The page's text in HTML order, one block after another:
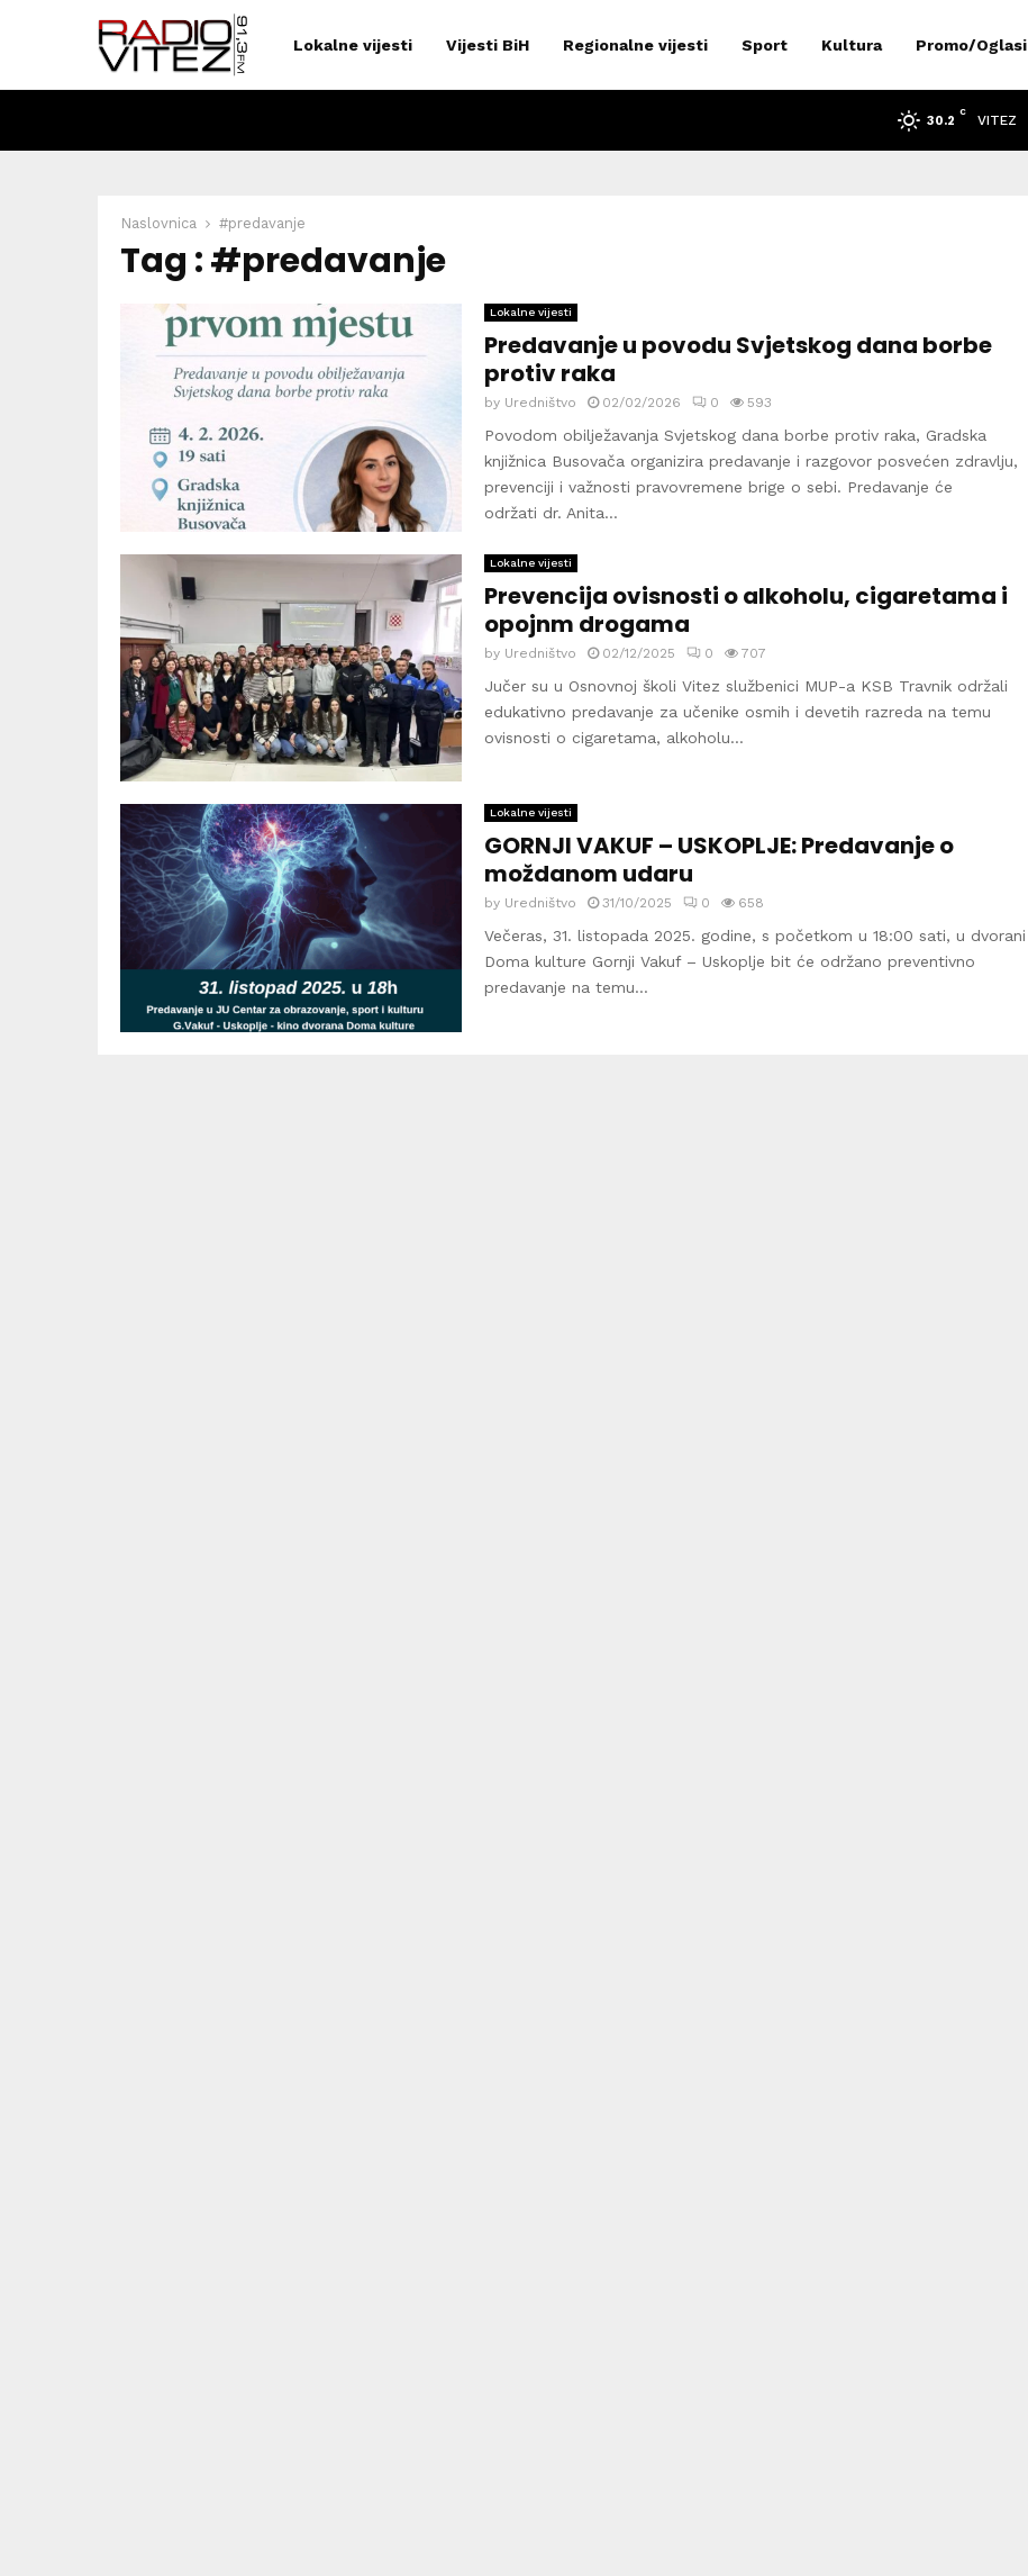
Lokalne vijesti Vijesti BiH Regionalne vijesti Sport Kultura Promo/Oglasi
30.2
C
VITEZ
Naslovnica #predavanje
Tag : #predavanje
Lokalne vijesti
Predavanje u povodu Svjetskog dana borbe
protiv raka
by Uredništvo 02/02/2026 0 593
Povodom obilježavanja Svjetskog dana borbe protiv raka, Gradska
knjižnica Busovača organizira predavanje i razgovor posvećen zdravlju,
prevenciji i važnosti pravovremene brige o sebi. Predavanje će
održati dr. Anita...
Lokalne vijesti
Prevencija ovisnosti o alkoholu, cigaretama i
opojnm drogama
by Uredništvo 02/12/2025 0 707
Jučer su u Osnovnoj školi Vitez službenici MUP-a KSB Travnik održali
edukativno predavanje za učenike osmih i devetih razreda na temu
ovisnosti o cigaretama, alkoholu...
Lokalne vijesti
GORNJI VAKUF – USKOPLJE: Predavanje o
moždanom udaru
by Uredništvo 31/10/2025 0 658
Večeras, 31. listopada 2025. godine, s početkom u 18:00 sati, u dvorani
Doma kulture Gornji Vakuf – Uskoplje bit će održano preventivno
predavanje na temu...